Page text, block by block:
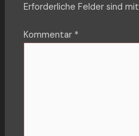
Erforderliche Felder sind mit
Kommentar *